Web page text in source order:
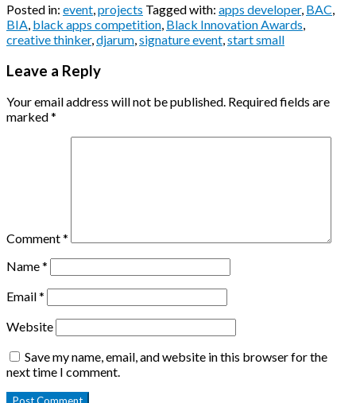
Posted in: event,projects Tagged with: apps developer, BAC,
BIA, black apps competition, Black Innovation Awards,
creative thinker,djarum,signature event,start small
Leave a Reply
Your email address will not be published. Required fields are
marked*
Comment*
Name*
Email*
Website
Save my name, email, and website in this browser for the
next time I comment.